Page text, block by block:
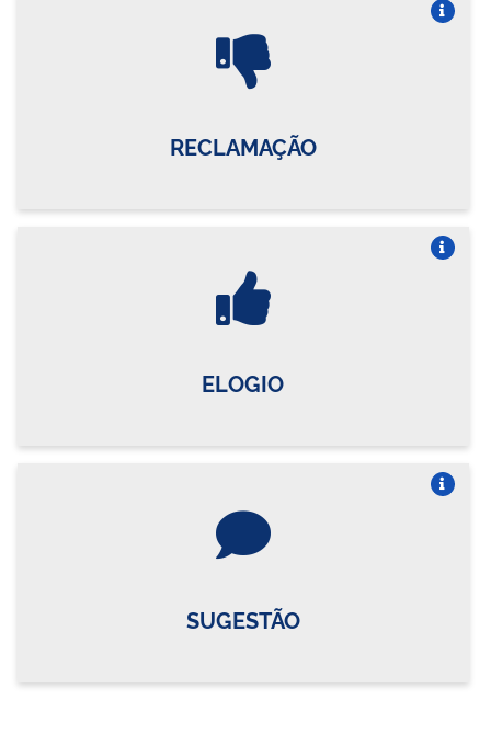
RECLAMAÇÃO
ELOGIO
SUGESTÃO